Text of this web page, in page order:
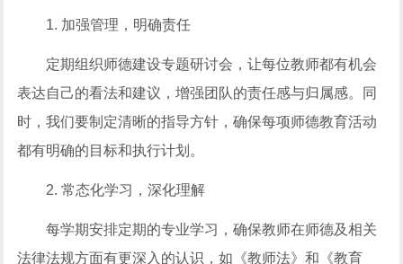
1. 加强管理，明确责任
定期组织师德建设专题研讨会，让每位教师都有机会
表达自己的看法和建议，增强团队的责任感与归属感。同
时，我们要制定清晰的指导方针，确保每项师德教育活动
都有明确的目标和执行计划。
2. 常态化学习，深化理解
每学期安排定期的专业学习，确保教师在师德及相关
法律法规方面有更深入的认识，如《教师法》和《教育